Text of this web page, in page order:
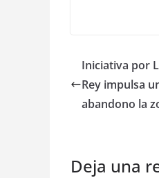
Iniciativa por
Rey impulsa
abandono la
Deja una